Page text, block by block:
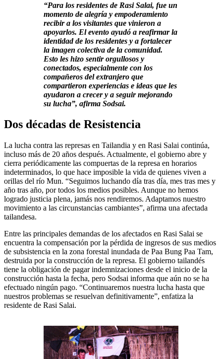
“Para los residentes de Rasi Salai, fue un
momento de alegría y empoderamiento
recibir a los visitantes que vinieron a
apoyarlos. El evento ayudó a reafirmar la
identidad de los residentes y a fortalecer
la imagen colectiva de la comunidad.
Esto les hizo sentir orgullosos y
conectados, especialmente con los
compañeros del extranjero que
compartieron experiencias e ideas que les
ayudaron a crecer y a seguir mejorando
su lucha”, afirma Sodsai.
Dos décadas de Resistencia
La lucha contra las represas en Tailandia y en Rasi Salai continúa,
incluso más de 20 años después. Actualmente, el gobierno abre y
cierra periódicamente las compuertas de la represa en horarios
indeterminados, lo que hace imposible la vida de quienes viven a
orillas del río Mun. “Seguimos luchando día tras día, mes tras mes y
año tras año, por todos los medios posibles. Aunque no hemos
logrado justicia plena, jamás nos rendiremos. Adaptamos nuestro
movimiento a las circunstancias cambiantes”, afirma una afectada
tailandesa.
Entre las principales demandas de los afectados en Rasi Salai se
encuentra la compensación por la pérdida de ingresos de sus medios
de subsistencia en la zona forestal inundada de Paa Bung Paa Tam,
destruida por la construcción de la represa. El gobierno tailandés
tiene la obligación de pagar indemnizaciones desde el inicio de la
construcción hasta la fecha, pero Sodsai informa que aún no se ha
efectuado ningún pago. “Continuaremos nuestra lucha hasta que
nuestros problemas se resuelvan definitivamente”, enfatiza la
residente de Rasi Salai.